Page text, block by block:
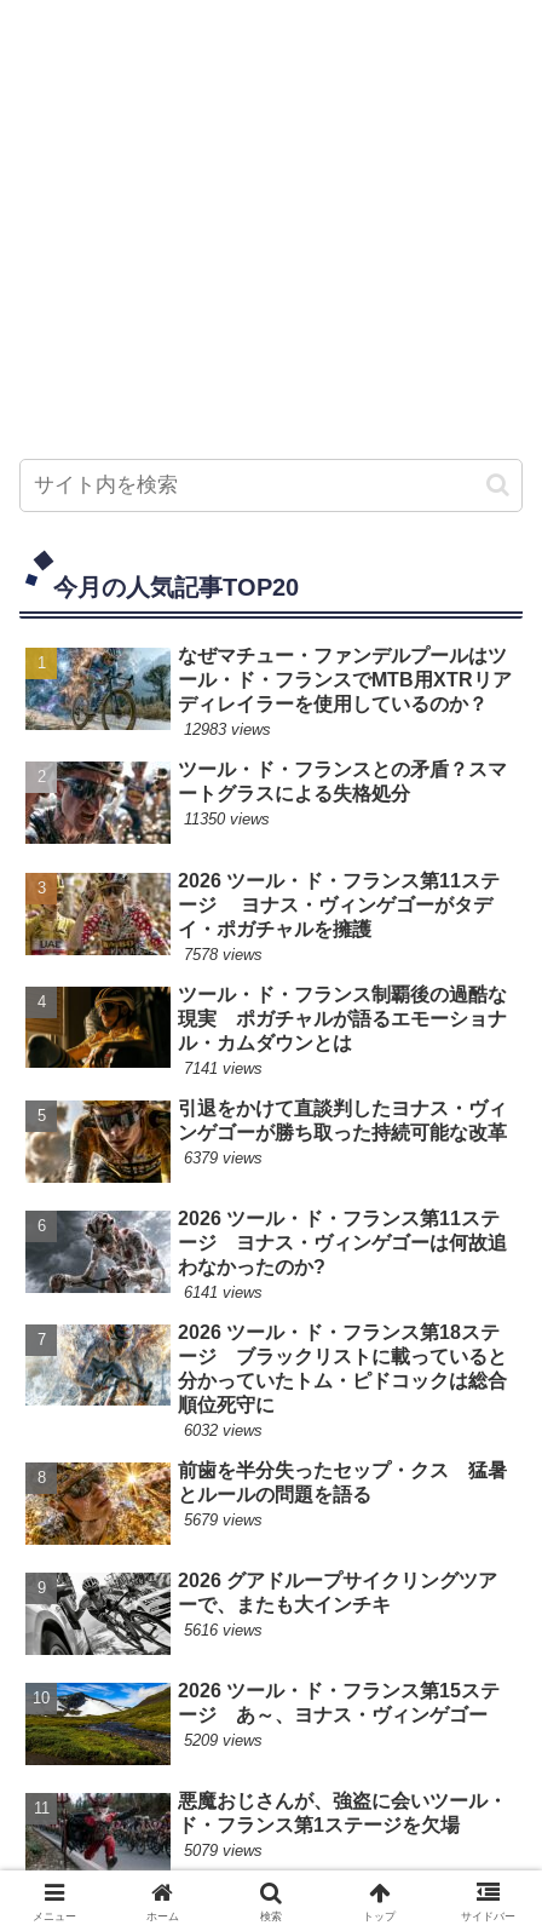
今月の人気記事TOP20
なぜマチュー・ファンデルプールはツ
ール・ド・フランスでMTB用XTRリア
ディレイラーを使用しているのか？
12983 views
ツール・ド・フランスとの矛盾？スマ
ートグラスによる失格処分
11350 views
2026 ツール・ド・フランス第11ステ
ージ ヨナス・ヴィンゲゴーがタデ
イ・ポガチャルを擁護
7578 views
ツール・ド・フランス制覇後の過酷な
現実 ポガチャルが語るエモーショナ
ル・カムダウンとは
7141 views
引退をかけて直談判したヨナス・ヴィ
ンゲゴーが勝ち取った持続可能な改革
6379 views
2026 ツール・ド・フランス第11ステ
ージ ヨナス・ヴィンゲゴーは何故追
わなかったのか?
6141 views
2026 ツール・ド・フランス第18ステ
ージ ブラックリストに載っていると
分かっていたトム・ピドコックは総合
順位死守に
6032 views
前歯を半分失ったセップ・クス 猛暑
とルールの問題を語る
5679 views
2026 グアドループサイクリングツア
ーで、またも大インチキ
5616 views
2026 ツール・ド・フランス第15ステ
ージ あ～、ヨナス・ヴィンゲゴー
5209 views
悪魔おじさんが、強盗に会いツール・
ド・フランス第1ステージを欠場
5079 views
Red Bull - BORA - hansgroheのプリ
メニュー ホーム 検索 トップ サイドバー